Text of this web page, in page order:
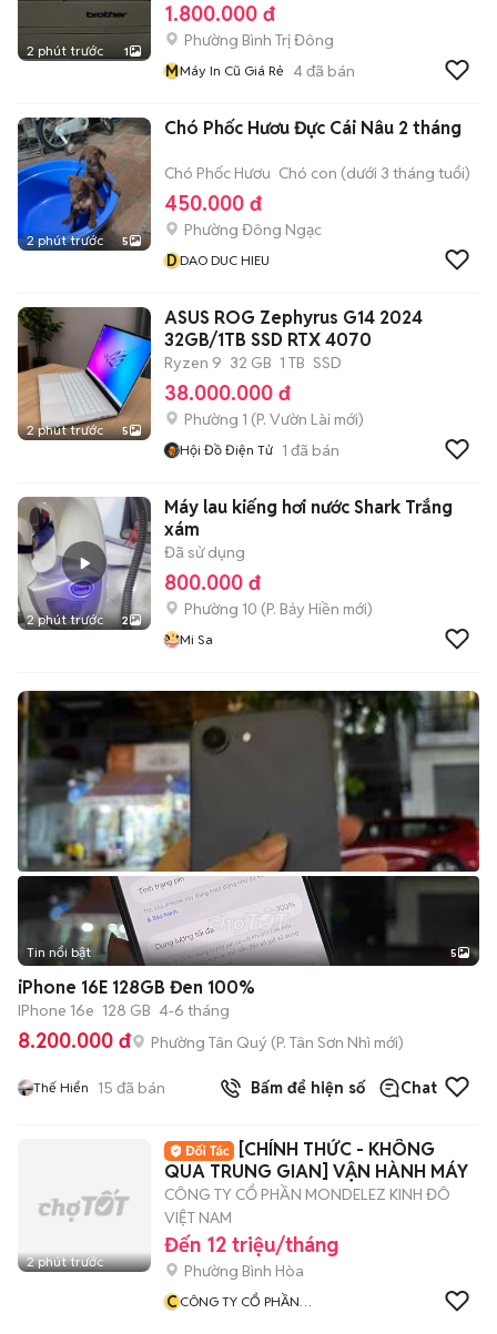
2 phút trước 1
1.800.000 đ
Phường Bình Trị Đông
MMáy In Cũ Giá Rẻ 4đã bán
2 phút trước 5
Chó Phốc Hươu Đực Cái Nâu 2 tháng
Chó Phốc Hươu Chó con (dưới 3 tháng tuổi)
450.000 đ
Phường Đông Ngạc
DDAO DUC HIEU
2 phút trước 5
ASUS ROG Zephyrus G14 2024
32GB/1TB SSD RTX 4070
Ryzen 9 32 GB 1 TB SSD
38.000.000 đ
Phường 1 (P. Vườn Lài mới)
Hội Đồ Điện Tử 1 đã bán
2 phút trước 2
Máy lau kiếng hơi nước Shark Trắng
xám
Đã sử dụng
800.000 đ
Phường 10 (P. Bảy Hiền mới)
Mi Sa
Tin nổi bật 5
iPhone 16E 128GB Đen 100%
IPhone 16e 128 GB 4-6 tháng
8.200.000 đ Phường Tân Quý (P. Tân Sơn Nhì mới)
Thế Hiển 15 đã bán Bấm để hiện số Chat
2 phút trước
[CHÍNH THỨC - KHÔNG
QUA TRUNG GIAN] VẬN HÀNH MÁY
CÔNG TY CỔ PHẦN MONDELEZ KINH ĐÔ
VIỆT NAM
Đến 12 triệu/tháng
Phường Bình Hòa
CCÔNG TY CỔ PHẦN